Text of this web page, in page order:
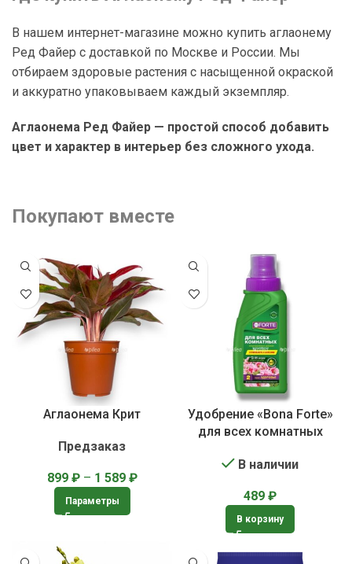
В нашем интернет-магазине можно купить аглаонему
Ред Файер с доставкой по Москве и России. Мы
отбираем здоровые растения с насыщенной окраской
и аккуратно упаковываем каждый экземпляр.
Аглаонема Ред Файер — простой способ добавить
цвет и характер в интерьер без сложного ухода.
Покупают вместе
Аглаонема Крит
Предзаказ
899 ₽ – 1 589 ₽
Параметры
Удобрение «Bona Forte»
для всех комнатных
В наличии
489 ₽
В корзину